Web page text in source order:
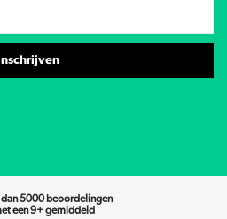
dan 5000 beoordelingen
een 9+ gemiddeld